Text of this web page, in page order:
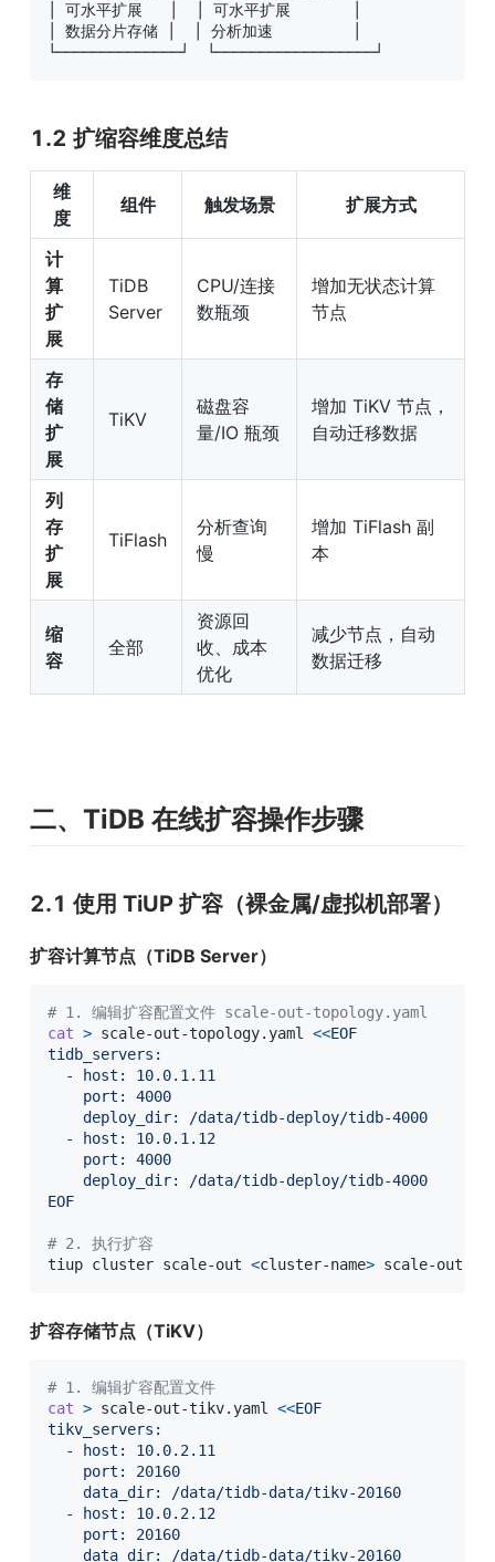
│ 可水平扩展   │  │ 可水平扩展       │
│ 数据分片存储 │  │ 分析加速         │
└──────────────┘  └──────────────────┘
1.2 扩缩容维度总结
维
度
组件 触发场景 扩展方式
计
算
扩
展
TiDB
Server
CPU/连接
数瓶颈
增加无状态计算
节点
存
储
扩
展
TiKV
磁盘容
量/IO 瓶颈
增加 TiKV 节点，
自动迁移数据
列
存
扩
展
TiFlash
分析查询
慢
增加 TiFlash 副
本
缩
容
全部
资源回
收、成本
优化
减少节点，自动
数据迁移
二、TiDB 在线扩容操作步骤
2.1 使用 TiUP 扩容（裸金属/虚拟机部署）
扩容计算节点（TiDB Server）
# 1. 编辑扩容配置文件 scale-out-topology.yaml
cat > scale-out-topology.yaml <<EOF
tidb_servers:
  - host: 10.0.1.11
    port: 4000
    deploy_dir: /data/tidb-deploy/tidb-4000
  - host: 10.0.1.12
    port: 4000
    deploy_dir: /data/tidb-deploy/tidb-4000
EOF
# 2. 执行扩容
tiup cluster scale-out <cluster-name> scale-out-
扩容存储节点（TiKV）
# 1. 编辑扩容配置文件
cat > scale-out-tikv.yaml <<EOF
tikv_servers:
  - host: 10.0.2.11
    port: 20160
    data_dir: /data/tidb-data/tikv-20160
  - host: 10.0.2.12
    port: 20160
    data_dir: /data/tidb-data/tikv-20160